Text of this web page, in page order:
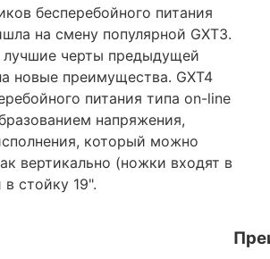
бесперебойного питания
на смену популярной GXT3.
лучшие черты предыдущей
новые преимущества. GXT4
питания типа on-line
напряжения,
который можно
вертикально (ножки входят в
стойку 19".